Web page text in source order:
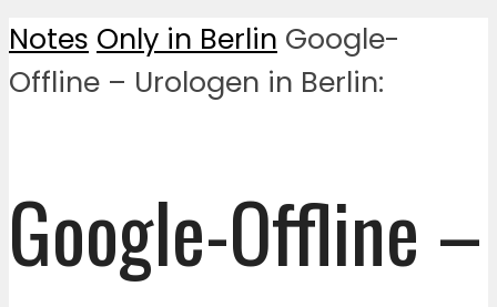
Notes Only in Berlin Google-
Offline – Urologen in Berlin:
Google-Offline –